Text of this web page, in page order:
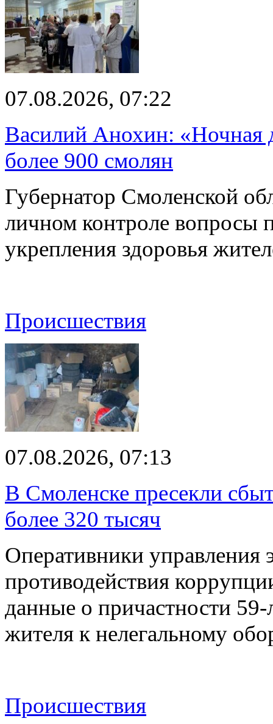
07.08.2026, 07:22
Василий Анохин: «Ночная
более 900 смолян
Губернатор Смоленской
личном контроле вопросы
укрепления здоровья
Происшествия
07.08.2026, 07:13
В Смоленске пресекли
более 320 тысяч
Оперативники управления
противодействия
данные о причастности 59-
жителя к нелегальному
Происшествия